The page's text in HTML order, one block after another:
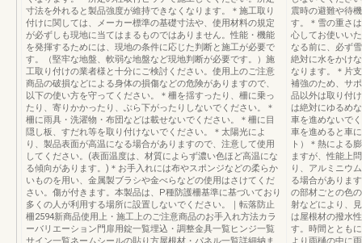
寸法を外れると製品強度が維持できなくなります。＊施工取り
付けに関しては、メーカー標準の基礎寸法や、使用材料の規定
が必ずしも現地に当てはまるものではありません。性能・機能
を発揮するためには、現地の条件に応じた判断と施工が必要で
す。（堅牢な地盤、軟弱な地盤など現地判断が必要です。）施
工取り付けの業者様と十分にご検討ください。使用上のご注意
商品の破損などによる身体の損傷などの危険がありますので、
以下の使い方を守ってください。＊柵を揺すったり、柵に乗っ
たり、寄りかかったり、ぶら下がったりしないでください。＊
柵に雨具・洗濯物・布団などは載せないでください。＊柵に目
隠し板、すだれ等を取り付けないでください。＊太陽光によ
り、製品表面が高温になる場合がありますので、注意して使用
してください。(表面温度は、材質によらず濃い色ほど高温にな
る傾向があります。)＊お手入れには布やスポンジなどの柔らか
いものを用い、金属製ブラシや金べらなどの使用はさけてくだ
さい。傷が付きます。本製品は、P種防護柵基準に基づいており
多くの人が利用する場所に設置しないでください。｜転落防止
柵2594新商品使用上・施工上のご注意商品のお手入れ方法カラ
ーバリエーション門扉用錠一覧埋込・調整金具一覧ヒンジ一覧
サイン一覧ネームシールの貼り方屋根材・パネル一覧詳細納ま
震時の避難や待
す。＊雪の重さ
心してお使いい
なる前に、必ず
絶対に水をかけ
なります。＊片
補強のため、サ
品以外は取り付
は絶対にゆるめ
車を進めないで
車を進めると車
ト）＊熱による
ますが、性能上
り、アルミニウ
る場合がありま
の部材ごとの色
射などにより、
は屋根材の撥水
す。時間ととも
より雨樋の中に